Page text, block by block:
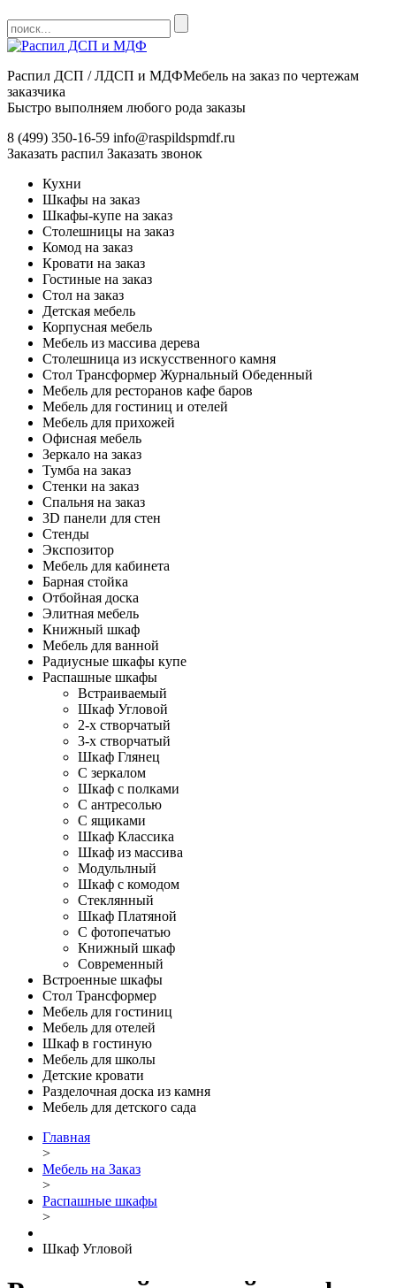
Распил ДСП / ЛДСП и МДФМебель на заказ по чертежам
заказчика
Быстро выполняем любого рода заказы
8 (499) 350-16-59 info@raspildspmdf.ru
Заказать распил Заказать звонок
Кухни
Шкафы на заказ
Шкафы-купе на заказ
Столешницы на заказ
Комод на заказ
Кровати на заказ
Гостиные на заказ
Стол на заказ
Детская мебель
Корпусная мебель
Мебель из массива дерева
Столешница из искусственного камня
Стол Трансформер Журнальный Обеденный
Мебель для ресторанов кафе баров
Мебель для гостиниц и отелей
Мебель для прихожей
Офисная мебель
Зеркало на заказ
Тумба на заказ
Стенки на заказ
Спальня на заказ
3D панели для стен
Стенды
Экспозитор
Мебель для кабинета
Барная стойка
Отбойная доска
Элитная мебель
Книжный шкаф
Мебель для ванной
Радиусные шкафы купе
Распашные шкафы
Встраиваемый
Шкаф Угловой
2-х створчатый
3-х створчатый
Шкаф Глянец
С зеркалом
Шкаф с полками
С антресолью
С ящиками
Шкаф Классика
Шкаф из массива
Модульлный
Шкаф с комодом
Стеклянный
Шкаф Платяной
С фотопечатью
Книжный шкаф
Современный
Встроенные шкафы
Стол Трансформер
Мебель для гостиниц
Мебель для отелей
Шкаф в гостиную
Мебель для школы
Детские кровати
Разделочная доска из камня
Мебель для детского сада
Главная
>
Мебель на Заказ
>
Распашные шкафы
>
Шкаф Угловой